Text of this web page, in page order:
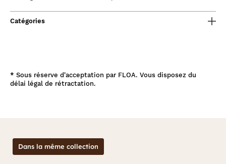
Catégories
* Sous réserve d'acceptation par FLOA. Vous disposez du
délai légal de rétractation.
Dans la même collection